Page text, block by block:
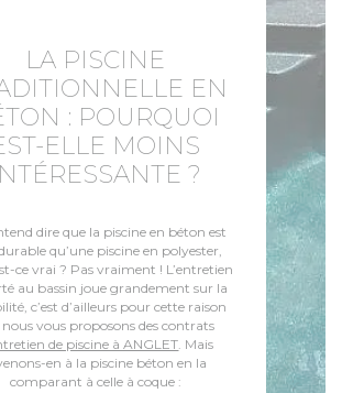
LA PISCINE
EN
: POURQUOI
ELLE MOINS
?
dire que la piscine en béton est
qu’une piscine en polyester,
ce vrai ? Pas vraiment ! L’entretien
au bassin joue grandement sur la
c’est d’ailleurs pour cette raison
nous vous proposons des contrats
de piscine à ANGLET. Mais
en à la piscine béton en la
comparant à celle à coque :